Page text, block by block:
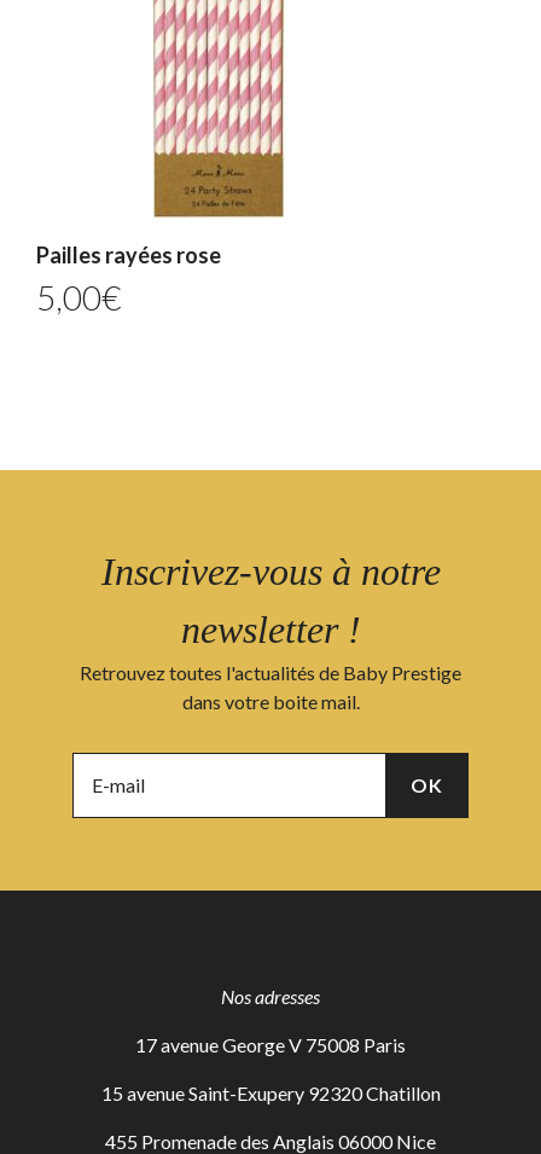
Pailles rayées rose
5,00€
Inscrivez-vous à notre
newsletter !
Retrouvez toutes l'actualités de Baby Prestige
dans votre boite mail.
Nos adresses
17 avenue George V 75008 Paris
15 avenue Saint-Exupery 92320 Chatillon
455 Promenade des Anglais 06000 Nice